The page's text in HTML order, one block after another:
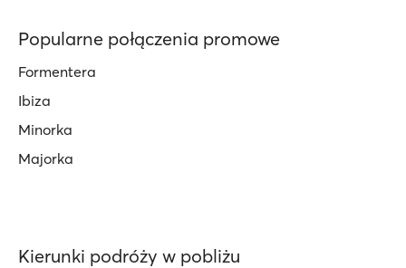
Popularne połączenia promowe
Formentera
Ibiza
Minorka
Majorka
Kierunki podróży w pobliżu